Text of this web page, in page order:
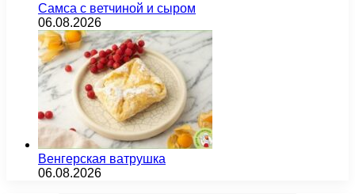
Самса с ветчиной и сыром
06.08.2026
Венгерская ватрушка
06.08.2026